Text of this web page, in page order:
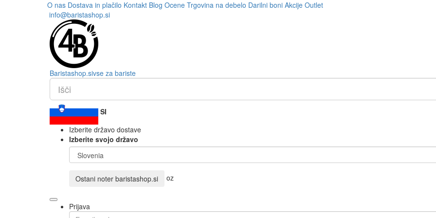
O nas Dostava in plačilo Kontakt Blog Ocene Trgovina na debelo Darilni boni Akcije Outlet
info@baristashop.si
Baristashop.sivse za bariste
SI
Izberite državo dostave
Izberite svojo državo
Ostani noter baristashop.si oz
Prijava